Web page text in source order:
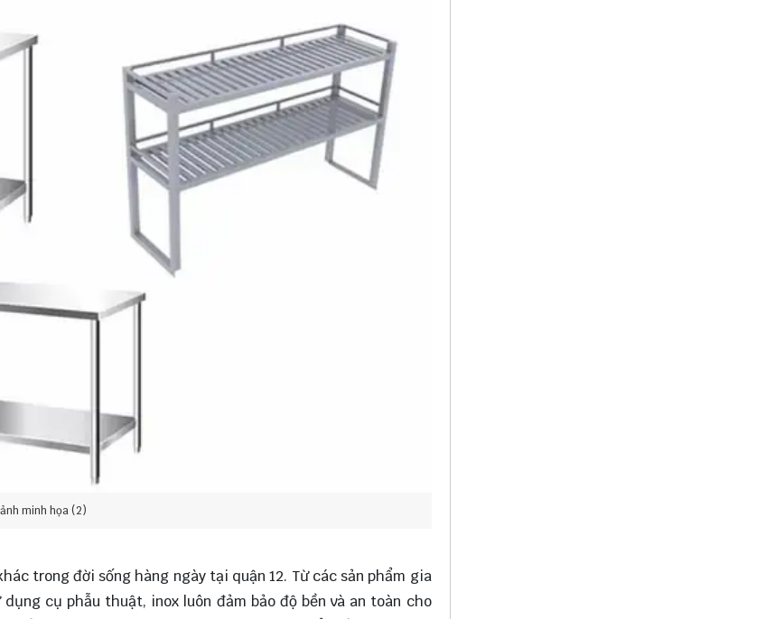
minh họa (2)
trong đời sống hàng ngày tại quận 12. Từ các sản phẩm gia
cụ phẫu thuật, inox luôn đảm bảo độ bền và an toàn cho